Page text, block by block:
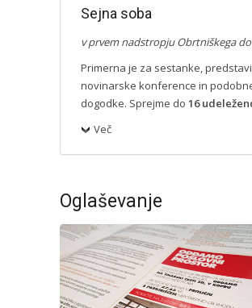
Sejna soba
v prvem nadstropju Obrtniškega
Primerna je za sestanke,
novinarske konference in
dogodke. Sprejme do 16
Več
Oglaševanje